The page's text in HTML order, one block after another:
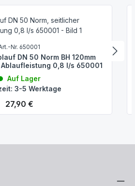
Nr. 650001
DN 50 Norm BH 120mm
0,8 l/s 650001
Auf Lager
3-5 Werktage
Regulärer Preis:
27,90 €